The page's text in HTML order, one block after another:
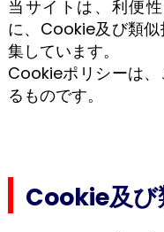
当サイトは、利便
に、Cookie及び類
集しています。
Cookieポリシーは
るものです。
Cookie及び